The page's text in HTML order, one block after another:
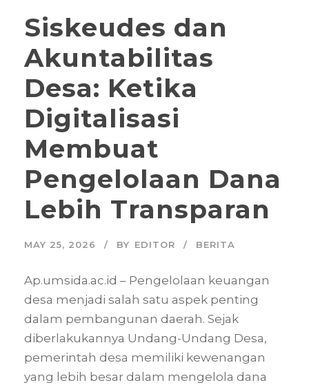
Siskeudes dan
Akuntabilitas
Desa: Ketika
Digitalisasi
Membuat
Pengelolaan Dana
Lebih Transparan
MAY 25, 2026 BY EDITOR BERITA
Ap.umsida.ac.id – Pengelolaan keuangan
desa menjadi salah satu aspek penting
dalam pembangunan daerah. Sejak
diberlakukannya Undang-Undang Desa,
pemerintah desa memiliki kewenangan
yang lebih besar dalam mengelola dana